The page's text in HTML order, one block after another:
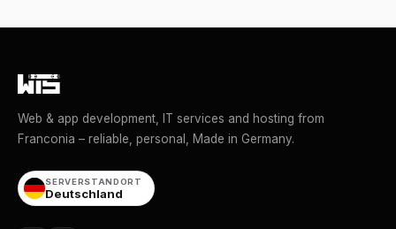
Web & app development, IT services and hosting from
Franconia – reliable, personal, Made in Germany.
SERVERSTANDORT
Deutschland